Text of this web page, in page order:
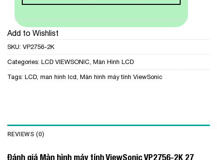
Add to Wishlist
SKU: VP2756-2K
Categories: LCD VIEWSONIC Màn Hình LCD
Tags: LCD man hinh lcd Màn hình máy tính ViewSonic
REVIEWS (0)
Đánh giá Màn hình máy tính ViewSonic VP2756-2K 27